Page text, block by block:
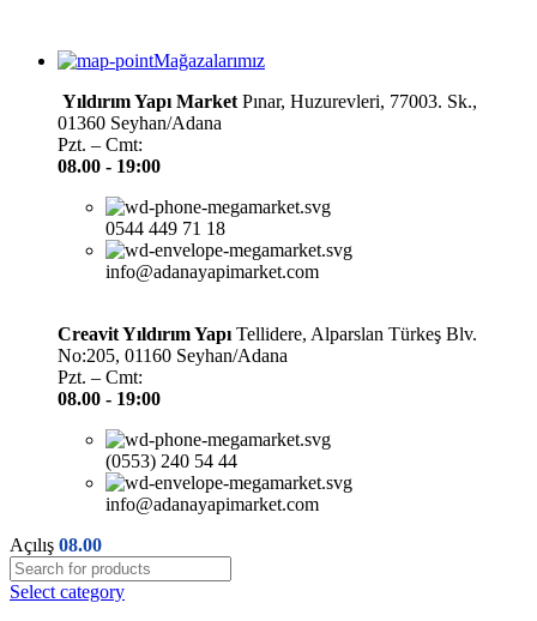
Mağazalarımız
Yıldırım Yapı Market Pınar, Huzurevleri, 77003. Sk.,
01360 Seyhan/Adana
Pzt. – Cmt:
08.00 - 19:00
0544 449 71 18
info@adanayapimarket.com
Creavit Yıldırım Yapı Tellidere, Alparslan Türkeş Blv.
No:205, 01160 Seyhan/Adana
Pzt. – Cmt:
08.00 - 19:00
(0553) 240 54 44
info@adanayapimarket.com
Açılış 08.00
Select category